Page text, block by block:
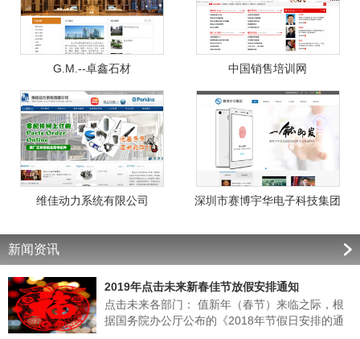
G.M.--卓鑫石材 中国销售培训网
维佳动力系统有限公司 深圳市赛博宇华电子科技集团
新闻资讯
2019年点击未来新春佳节放假安排通知
点击未来各部门： 值新年（春节）来临之际，根
据国务院办公厅公布的《2018年节假日安排的通